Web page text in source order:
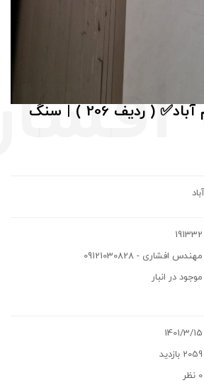
✅ مرمریت اسلام آباد✅ ( ردیف 206 ) | سنگ
191332
مهندس افشاری - 09121030828
موجود در انبار
1401/3/15
2059 بازدید
0 نظر